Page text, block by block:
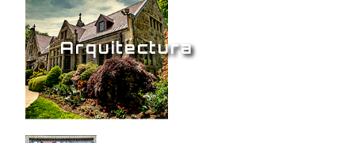
Arquitectura